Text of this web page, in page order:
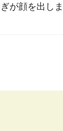
が顔を出し